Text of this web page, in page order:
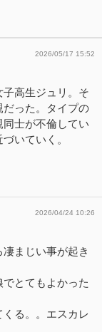
2026/05/17 15:52
高生ジュリ。そ
った。タイプの
士が不倫してい
いていく。
2026/04/24 10:26
まじい事が起き
とてもよかった
る。。エスカレ